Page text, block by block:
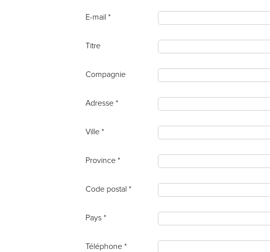
E-mail *
Titre
Compagnie
Adresse *
Ville *
Province *
Code postal *
Pays *
Téléphone *